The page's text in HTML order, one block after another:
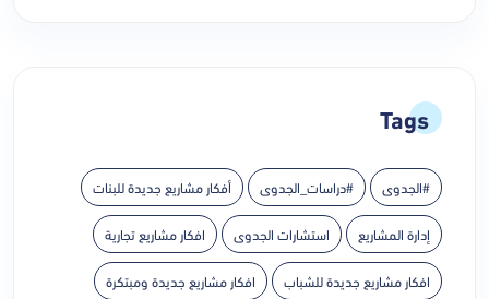
Tags
#الجدوى #دراسات_الجدوى أفكار مشاريع جديدة للبنات
إدارة المشاريع استشارات الجدوى افكار مشاريع تجارية
افكار مشاريع جديدة للشباب افكار مشاريع جديدة ومبتكرة